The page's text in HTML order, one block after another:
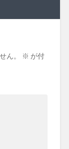
ん。 ※ が付